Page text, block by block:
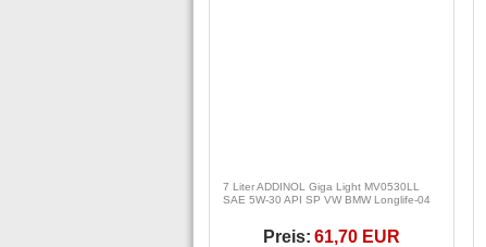
7 Liter ADDINOL Giga Light MV0530LL
SAE 5W-30 API SP VW BMW Longlife-04
Preis: 61,70 EUR